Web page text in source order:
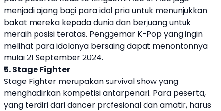
menjadi ajang bagi para idol pria untuk menunjukkan
bakat mereka kepada dunia dan berjuang untuk
meraih posisi teratas. Penggemar K-Pop yang ingin
melihat para idolanya bersaing dapat menontonnya
mulai 21 September 2024.
5. Stage Fighter
Stage Fighter merupakan survival show yang
menghadirkan kompetisi antarpenari. Para peserta,
yang terdiri dari dancer profesional dan amatir, harus